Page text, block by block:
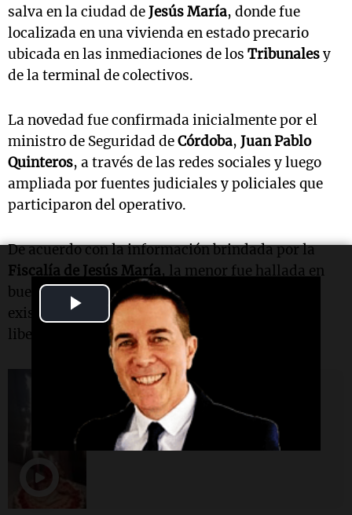
Play
Video
salva en la ciudad deJesús María, donde fue
localizada en una vivienda en estado precario
ubicada en las inmediaciones de los Tribunalesy
de la terminal de colectivos.
La novedad fue confirmada inicialmente por el
ministro de Seguridad deCórdoba, Juan Pablo
Quinteros, a través de las redes sociales y luego
ampliada por fuentes judiciales y policiales que
participaron del operativo.
De acuerdo con la información brindada por la
Fiscalía de Jesús María, la menor fue hallada en
buen estado de salud y, hasta el momento, no
existen indicios de que haya sido privada de su
libertad o víctima de algún delito.
Viva la Radio
"Estoy esperando verla y
abrazarla": la emoción de la
madre tras el hallazgo